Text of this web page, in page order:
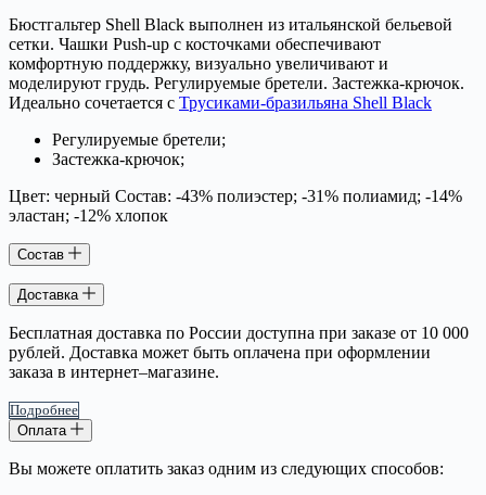
Бюстгальтер Shell Black выполнен из итальянской бельевой
сетки. Чашки Push-up с косточками обеспечивают
комфортную поддержку, визуально увеличивают и
моделируют грудь. Регулируемые бретели. Застежка-крючок.
Идеально сочетается с Трусиками-бразильяна Shell Black
Регулируемые бретели;
Застежка-крючок;
Цвет: черный Состав: -43% полиэстер; -31% полиамид; -14%
эластан; -12% хлопок
Состав
Доставка
Бесплатная доставка по России доступна при заказе от 10 000
рублей. Доставка может быть оплачена при оформлении
заказа в интернет–магазине.
Подробнее
Оплата
Вы можете оплатить заказ одним из следующих способов: